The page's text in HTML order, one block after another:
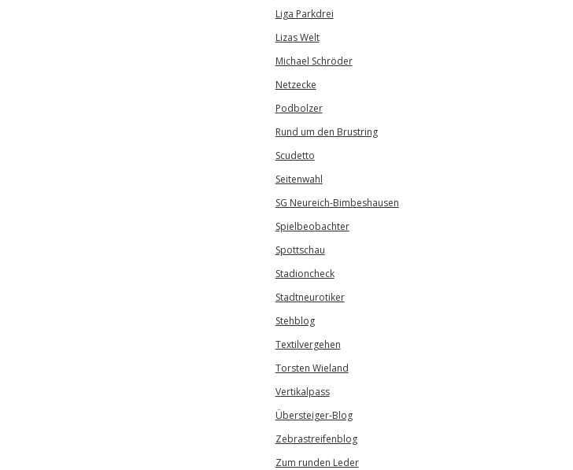
Liga Parkdrei
Lizas Welt
Michael Schröder
Netzecke
Podbolzer
Rund um den Brustring
Scudetto
Seitenwahl
SG Neureich-Bimbeshausen
Spielbeobachter
Spottschau
Stadioncheck
Stadtneurotiker
Stehblog
Textilvergehen
Torsten Wieland
Vertikalpass
Übersteiger-Blog
Zebrastreifenblog
Zum runden Leder